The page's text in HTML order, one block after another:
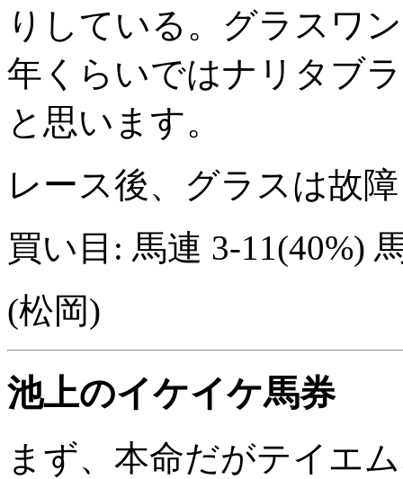
りしている。グラスワ
年くらいではナリタブ
と思います。
レース後、グラスは故
買い目: 馬連 3-11(40%)
(松岡)
池上のイケイケ馬券
まず、本命だがテイエ